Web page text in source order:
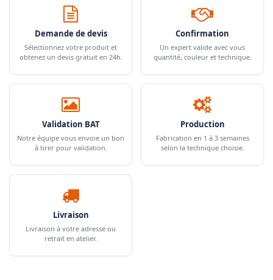
Demande de devis
Sélectionnez votre produit et
obtenez un devis gratuit en 24h.
Confirmation
Un expert valide avec vous
quantité, couleur et technique.
Validation BAT
Notre équipe vous envoie un bon
à tirer pour validation.
Production
Fabrication en 1 à 3 semaines
selon la technique choisie.
Livraison
Livraison à votre adresse ou
retrait en atelier.